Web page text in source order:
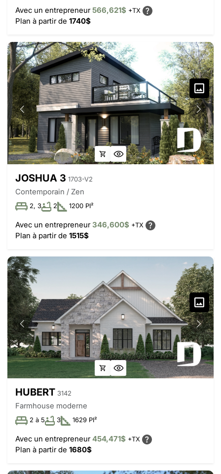
Avec un entrepreneur566,621$ +TX
Plan à partir de 1740$
JOSHUA 3 1703-V2
Contemporain / Zen
2, 3 2 1200 PI²
Avec un entrepreneur346,600$ +TX
Plan à partir de 1515$
HUBERT 3142
Farmhouse moderne
2 à 5 3 1629 PI²
Avec un entrepreneur454,471$ +TX
Plan à partir de 1680$